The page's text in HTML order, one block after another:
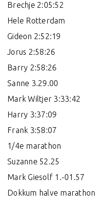
Brechje 2:05:52
Hele Rotterdam
Gideon 2:52:19
Jorus 2:58:26
Barry 2:58:26
Sanne 3.29.00
Mark Wiltjer 3:33:42
Harry 3:37:09
Frank 3:58:07
1/4e marathon
Suzanne 52.25
Mark Giesolf 1.-01.57
Dokkum halve marathon